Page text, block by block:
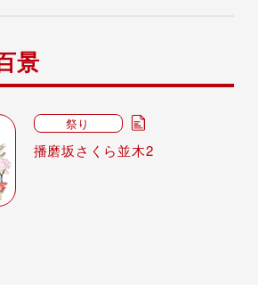
景
祭り
播磨坂さくら並木2